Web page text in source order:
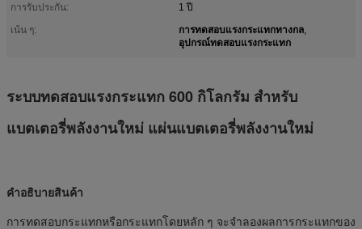
การรับประกัน:
1 ปี
เน้น ๆ:
การทดสอบแรงกระแทกทางกล,
อุปกรณ์ทดสอบแรงกระแทก
ระบบทดสอบแรงกระแทก 600 กิโลกรัม สําหรับ
แบตเตอรี่พลังงานใหม่ แผ่นแบตเตอรี่พลังงานใหม่
คําอธิบายสินค้า
การทดสอบกระแทกหรือกระแทกโดยหลัก ๆ จะจําลองผลการกระแทกของ